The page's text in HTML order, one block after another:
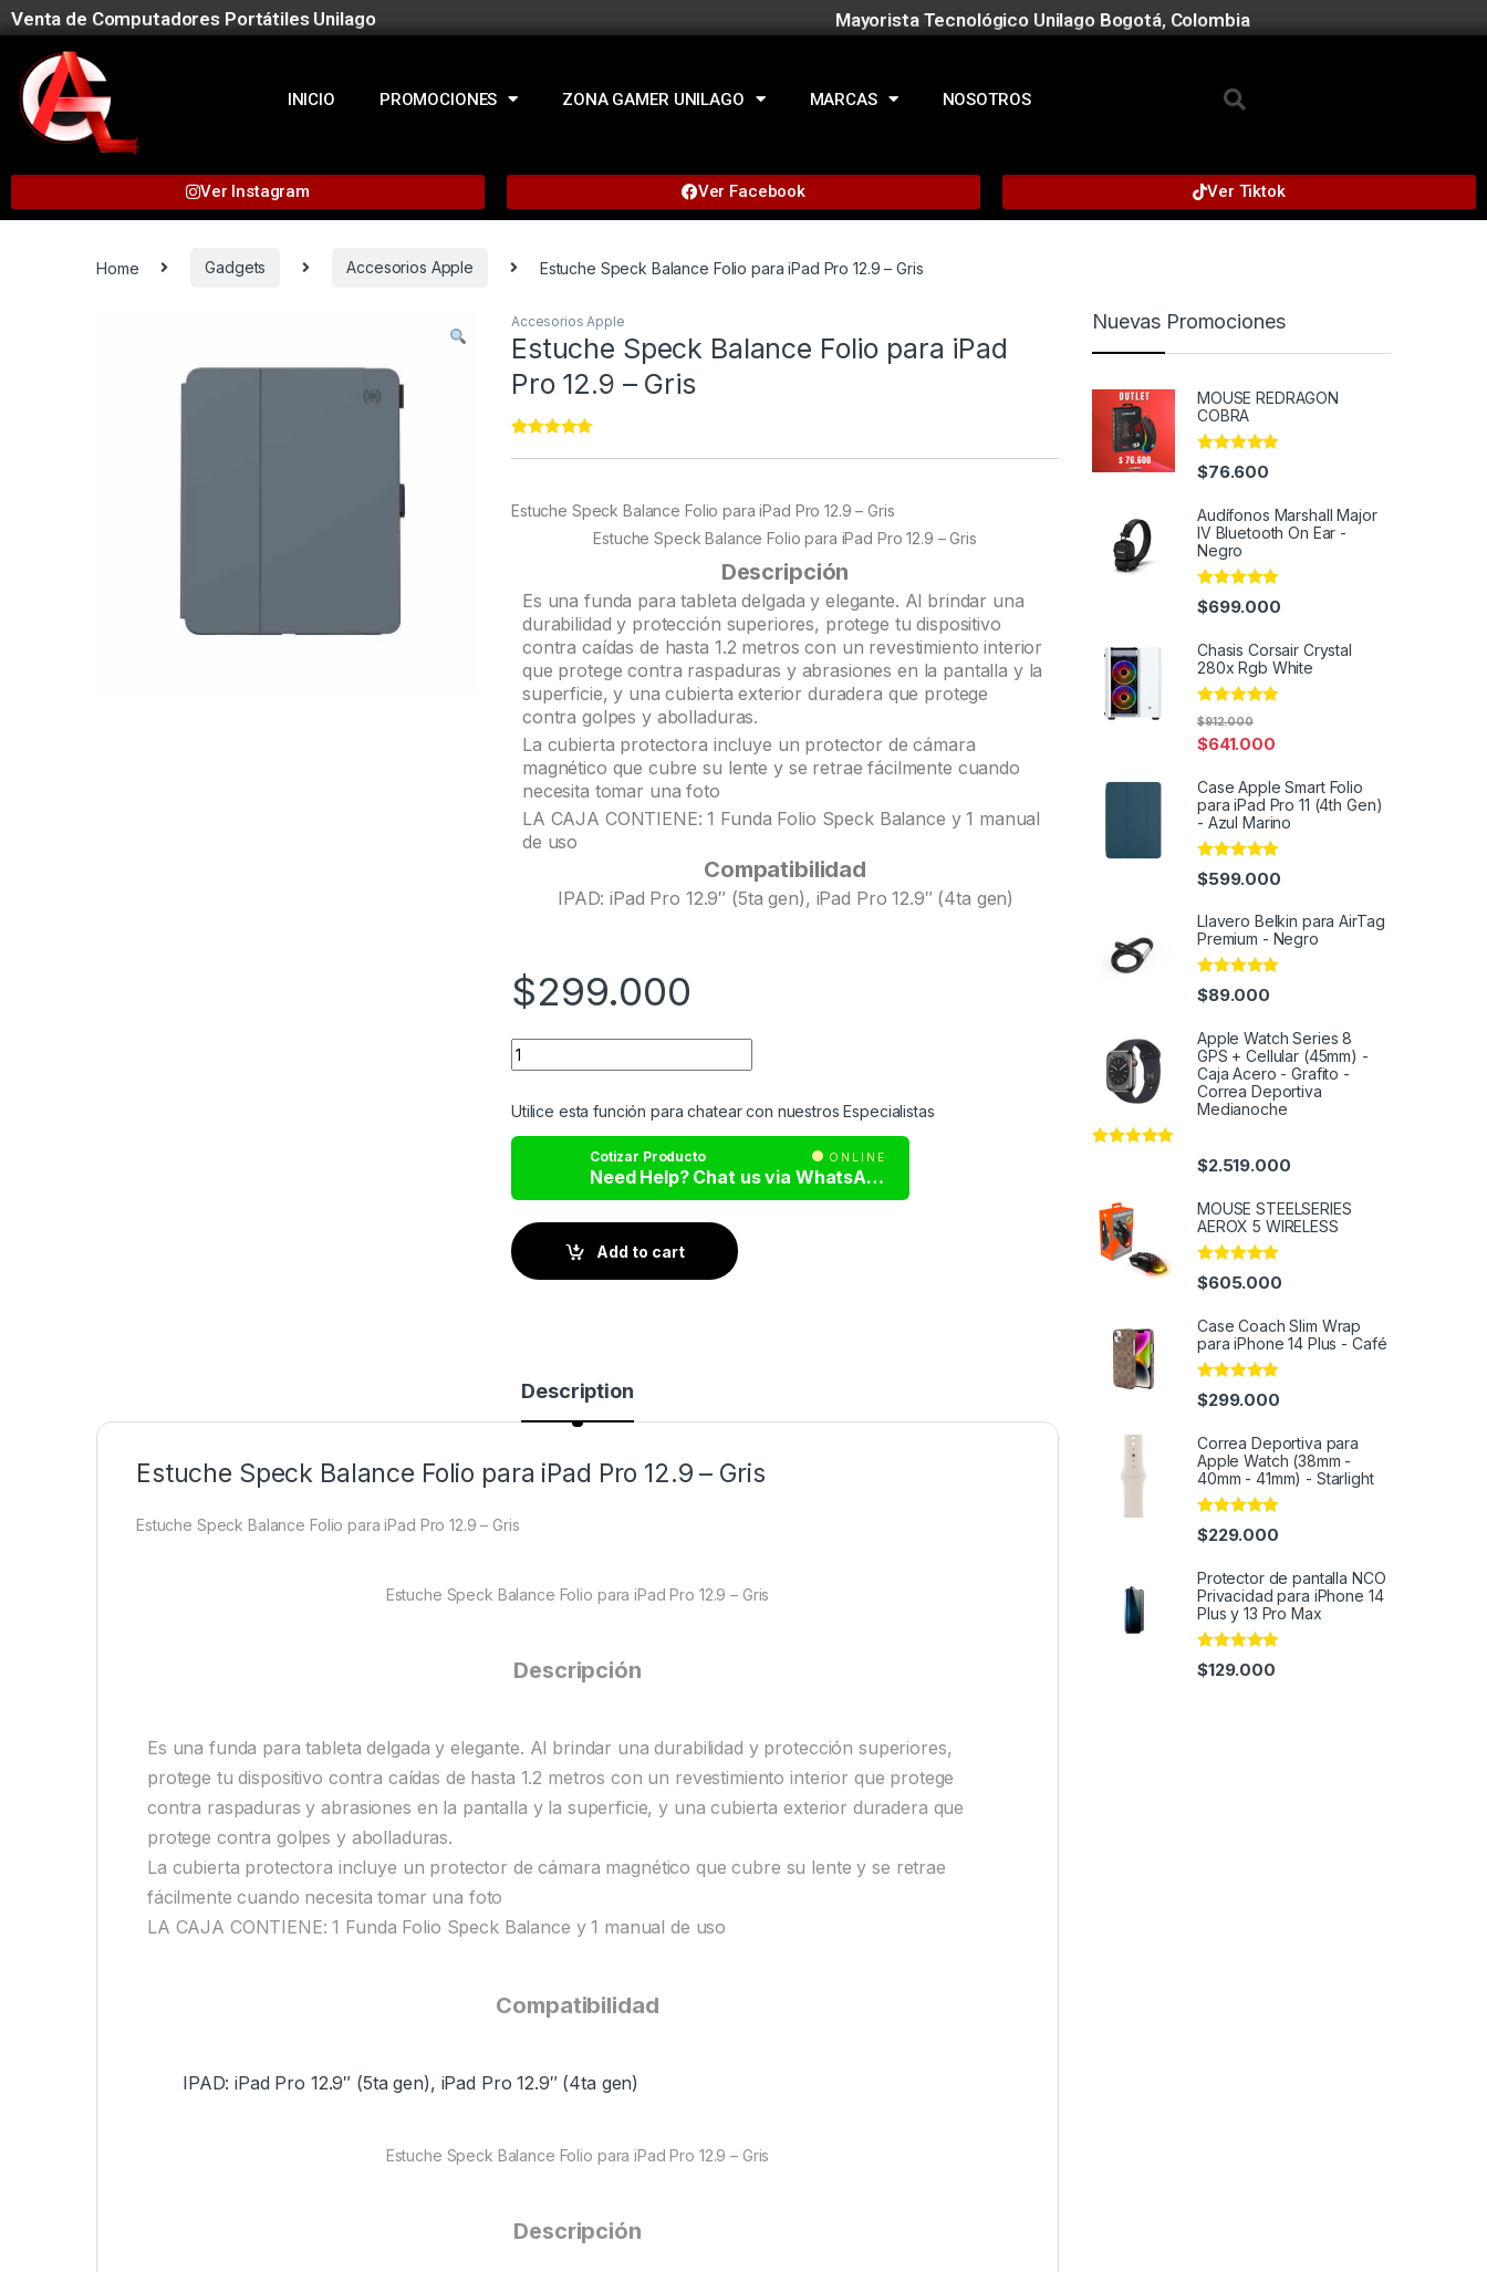
Venta de Computadores Portátiles Unilago Mayorista Tecnológico Unilago Bogotá, Colombia
INICIO PROMOCIONES ZONA GAMER UNILAGO MARCAS NOSOTROS
Ver Instagram Ver Facebook Ver Tiktok
Home Gadgets Accesorios Apple Estuche Speck Balance Folio para iPad Pro 12.9 – Gris
Accesorios Apple
Estuche Speck Balance Folio para iPad
Pro 12.9 – Gris
ratings
Estuche Speck Balance Folio para iPad Pro 12.9 – Gris
Estuche Speck Balance Folio para iPad Pro 12.9 – Gris
Descripción
Es una funda para tableta delgada y elegante. Al brindar una
durabilidad y protección superiores, protege tu dispositivo
contra caídas de hasta 1.2 metros con un revestimiento interior
que protege contra raspaduras y abrasiones en la pantalla y la
superficie, y una cubierta exterior duradera que protege
contra golpes y abolladuras.
La cubierta protectora incluye un protector de cámara
magnético que cubre su lente y se retrae fácilmente cuando
necesita tomar una foto
LA CAJA CONTIENE: 1 Funda Folio Speck Balance y 1 manual
de uso
Compatibilidad
IPAD: iPad Pro 12.9″ (5ta gen), iPad Pro 12.9″ (4ta gen)
$299.000
Utilice esta función para chatear con nuestros Especialistas
Cotizar Producto ONLINE
Need Help? Chat us via WhatsApp
Add to cart
Description
Estuche Speck Balance Folio para iPad Pro 12.9 – Gris
Estuche Speck Balance Folio para iPad Pro 12.9 – Gris
Estuche Speck Balance Folio para iPad Pro 12.9 – Gris
Descripción
Es una funda para tableta delgada y elegante. Al brindar una durabilidad y protección superiores,
protege tu dispositivo contra caídas de hasta 1.2 metros con un revestimiento interior que protege
contra raspaduras y abrasiones en la pantalla y la superficie, y una cubierta exterior duradera que
protege contra golpes y abolladuras.
La cubierta protectora incluye un protector de cámara magnético que cubre su lente y se retrae
fácilmente cuando necesita tomar una foto
LA CAJA CONTIENE: 1 Funda Folio Speck Balance y 1 manual de uso
Compatibilidad
IPAD: iPad Pro 12.9″ (5ta gen), iPad Pro 12.9″ (4ta gen)
Estuche Speck Balance Folio para iPad Pro 12.9 – Gris
Descripción
Nuevas Promociones
MOUSE REDRAGON
COBRA
Rated5.00
out of 5
$76.600
Audífonos Marshall Major
IV Bluetooth On Ear -
Negro
Rated4.91
out of 5
$699.000
Chasis Corsair Crystal
280x Rgb White
Rated5.00
out of 5
$641.000
$912.000
Case Apple Smart Folio
para iPad Pro 11 (4th Gen)
- Azul Marino
Rated4.95
out of 5
$599.000
Llavero Belkin para AirTag
Premium - Negro
Rated4.91
out of 5
$89.000
Apple Watch Series 8
GPS + Cellular (45mm) -
Caja Acero - Grafito -
Correa Deportiva
Medianoche
$2.519.000
MOUSE STEELSERIES
AEROX 5 WIRELESS
Rated5.00
out of 5
$605.000
Case Coach Slim Wrap
para iPhone 14 Plus - Café
Rated4.95
out of 5
$299.000
Correa Deportiva para
Apple Watch (38mm -
40mm - 41mm) - Starlight
Rated4.93
out of 5
$229.000
Protector de pantalla NCO
Privacidad para iPhone 14
Plus y 13 Pro Max
Rated 4.93
out of 5
$129.000